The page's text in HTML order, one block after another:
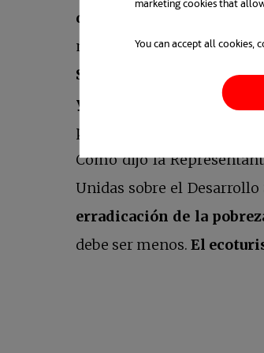
You can accept all cookies,
destinos turísticos que
medida de lo posible.
Se trata, en realidad, de
y disfrute de la
personas,
Como dijo la
Unidas sobre el Desarrollo
erradicación de la
debe ser menos. El